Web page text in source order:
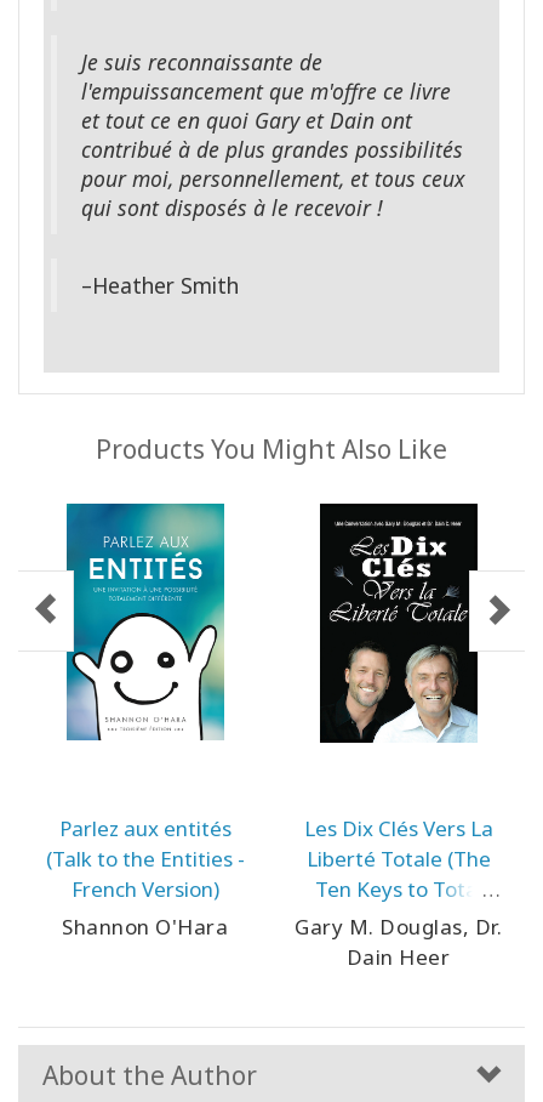
Je suis reconnaissante de
l'empuissancement que m'offre ce livre
et tout ce en quoi Gary et Dain ont
contribué à de plus grandes possibilités
pour moi, personnellement, et tous ceux
qui sont disposés à le recevoir !
–Heather Smith
Products You Might Also Like
Parlez aux entités
(Talk to the Entities -
French Version)
Shannon O'Hara
Les Dix Clés Vers La
Liberté Totale (The
Ten Keys to Total
Freedom - French
Version)
Gary M. Douglas, Dr.
Dain Heer
About the Author